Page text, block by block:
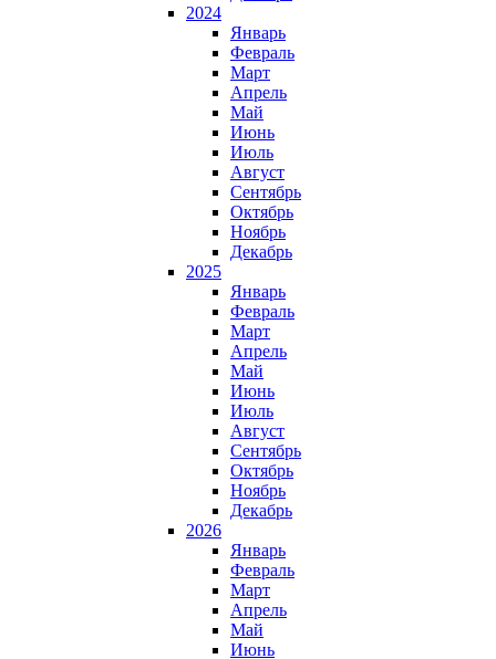
2024
Январь
Февраль
Март
Апрель
Май
Июнь
Июль
Август
Сентябрь
Октябрь
Ноябрь
Декабрь
2025
Январь
Февраль
Март
Апрель
Май
Июнь
Июль
Август
Сентябрь
Октябрь
Ноябрь
Декабрь
2026
Январь
Февраль
Март
Апрель
Май
Июнь